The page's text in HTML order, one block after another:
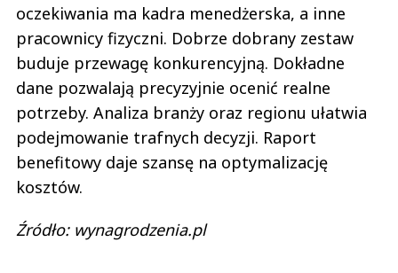
oczekiwania ma kadra menedżerska, a inne
pracownicy fizyczni. Dobrze dobrany zestaw
buduje przewagę konkurencyjną. Dokładne
dane pozwalają precyzyjnie ocenić realne
potrzeby. Analiza branży oraz regionu ułatwia
podejmowanie trafnych decyzji. Raport
benefitowy daje szansę na optymalizację
kosztów.
Źródło: wynagrodzenia.pl